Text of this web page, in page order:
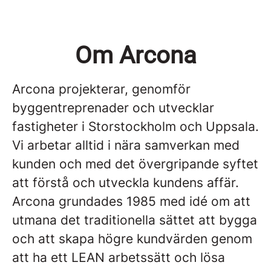
Om Arcona
Arcona projekterar, genomför
byggentreprenader och utvecklar
fastigheter i Storstockholm och Uppsala.
Vi arbetar alltid i nära samverkan med
kunden och med det övergripande syftet
att förstå och utveckla kundens affär.
Arcona grundades 1985 med idé om att
utmana det traditionella sättet att bygga
och att skapa högre kundvärden genom
att ha ett LEAN arbetssätt och lösa